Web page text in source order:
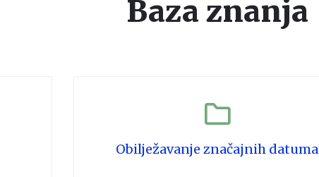
Baza znanja
Obilježavanje značajnih datuma